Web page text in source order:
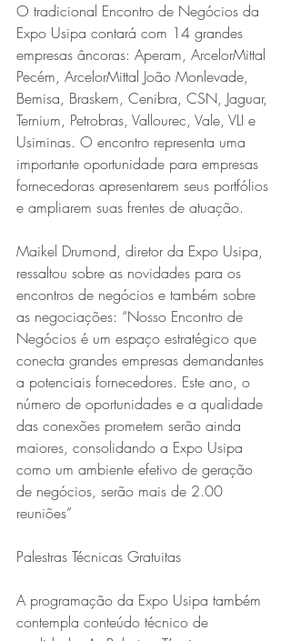
O tradicional Encontro de Negócios da
Expo Usipa contará com 14 grandes
empresas âncoras: Aperam, ArcelorMittal
Pecém, ArcelorMittal João Monlevade,
Bemisa, Braskem, Cenibra, CSN, Jaguar,
Ternium, Petrobras, Vallourec, Vale, VLI e
Usiminas. O encontro representa uma
importante oportunidade para empresas
fornecedoras apresentarem seus portfólios
e ampliarem suas frentes de atuação.
Maikel Drumond, diretor da Expo Usipa,
ressaltou sobre as novidades para os
encontros de negócios e também sobre
as negociações: “Nosso Encontro de
Negócios é um espaço estratégico que
conecta grandes empresas demandantes
a potenciais fornecedores. Este ano, o
número de oportunidades e a qualidade
das conexões prometem serão ainda
maiores, consolidando a Expo Usipa
como um ambiente efetivo de geração
de negócios, serão mais de 2.00
reuniões”
Palestras Técnicas Gratuitas
A programação da Expo Usipa também
contempla conteúdo técnico de